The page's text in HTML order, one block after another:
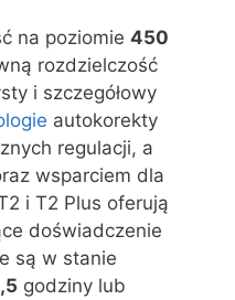
na poziomie 450
rozdzielczość
i szczegółowy
autokorekty
regulacji, a
wsparciem dla
i T2 Plus oferują
doświadczenie
są w stanie
godziny lub